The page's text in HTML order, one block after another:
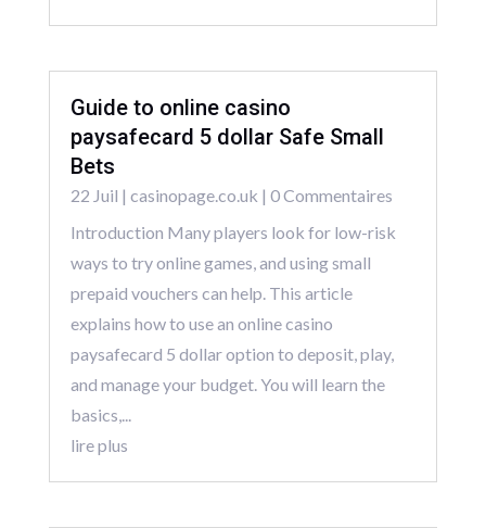
Guide to online casino
paysafecard 5 dollar Safe Small
Bets
22 Juil | casinopage.co.uk | 0 Commentaires
Introduction Many players look for low-risk
ways to try online games, and using small
prepaid vouchers can help. This article
explains how to use an online casino
paysafecard 5 dollar option to deposit, play,
and manage your budget. You will learn the
basics,...
lire plus